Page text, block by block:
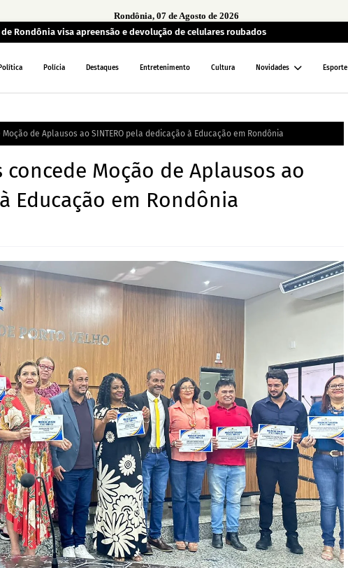
Rondônia, 07 de Agosto de 2026
Rondônia visa apreensão e devolução de celulares roubados
Política Polícia Destaques Entretenimento Cultura Novidades Esporte
de Aplausos ao SINTERO pela dedicação à Educação em Rondônia
Moção de Aplausos ao
Educação em Rondônia